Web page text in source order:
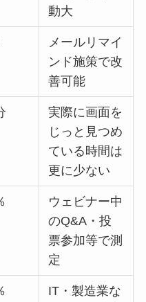
動大
メールリマイ
ンド施策で改
善可能
実際に画面を
じっと見つめ
ている時間は
更に少ない
ウェビナー中
のQ&A・投
票参加等で測
定
IT・製造業な